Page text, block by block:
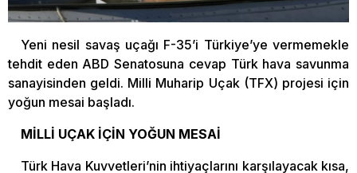
Yeni nesil savaş uçağı F-35’i Türkiye’ye vermemekle
tehdit eden ABD Senatosuna cevap Türk hava savunma
sanayisinden geldi. Milli Muharip Uçak (TFX) projesi için
yoğun mesai başladı.
MİLLİ UÇAK İÇİN YOĞUN MESAİ
Türk Hava Kuvvetleri’nin ihtiyaçlarını karşılayacak kısa,